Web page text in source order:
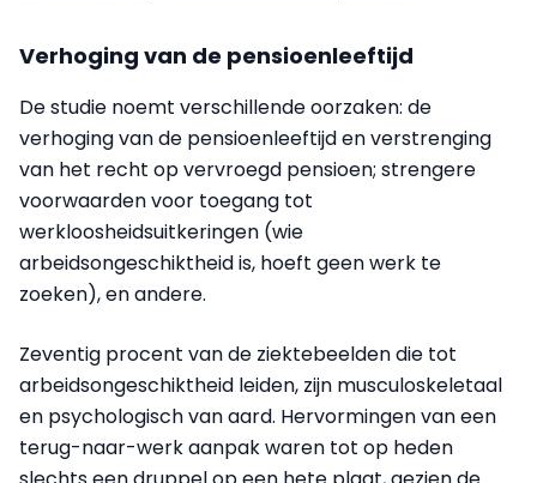
Verhoging van de pensioenleeftijd
De studie noemt verschillende oorzaken: de
verhoging van de pensioenleeftijd en verstrenging
van het recht op vervroegd pensioen; strengere
voorwaarden voor toegang tot
werkloosheidsuitkeringen (wie
arbeidsongeschiktheid is, hoeft geen werk te
zoeken), en andere.
Zeventig procent van de ziektebeelden die tot
arbeidsongeschiktheid leiden, zijn musculoskeletaal
en psychologisch van aard. Hervormingen van een
terug-naar-werk aanpak waren tot op heden